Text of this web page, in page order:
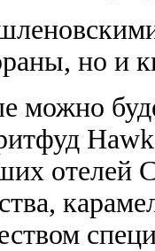
но и
можно
отелей